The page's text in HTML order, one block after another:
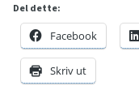
Del dette:
Facebook
Skriv ut